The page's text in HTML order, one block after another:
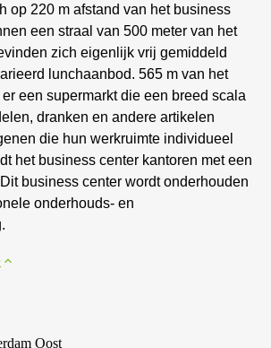
op 220 m afstand van het business
een straal van 500 meter van het
zich eigenlijk vrij gemiddeld
lunchaanbod. 565 m van het
een supermarkt die een breed scala
dranken en andere artikelen
die hun werkruimte individueel
het business center kantoren met een
business center wordt onderhouden
onderhouds- en
Oost